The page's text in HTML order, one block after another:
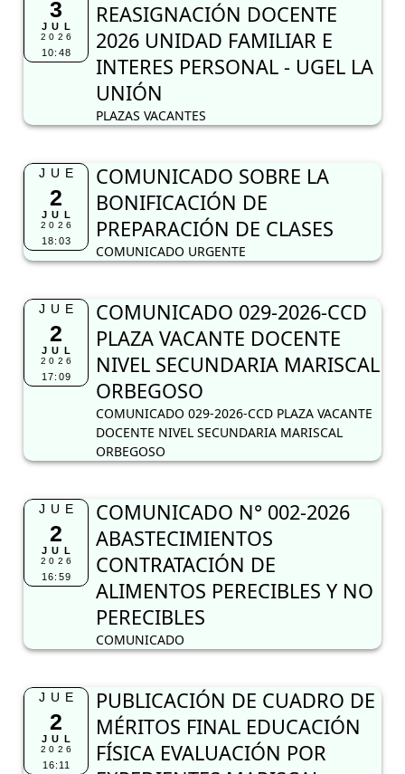
3
JUL
2026
10:48
REASIGNACIÓN DOCENTE
2026 UNIDAD FAMILIAR E
INTERES PERSONAL - UGEL LA
UNIÓN
PLAZAS VACANTES
JUE
2
JUL
2026
18:03
COMUNICADO SOBRE LA
BONIFICACIÓN DE
PREPARACIÓN DE CLASES
COMUNICADO URGENTE
JUE
2
JUL
2026
17:09
COMUNICADO 029-2026-CCD
PLAZA VACANTE DOCENTE
NIVEL SECUNDARIA MARISCAL
ORBEGOSO
COMUNICADO 029-2026-CCD PLAZA VACANTE
DOCENTE NIVEL SECUNDARIA MARISCAL
ORBEGOSO
JUE
2
JUL
2026
16:59
COMUNICADO N° 002-2026
ABASTECIMIENTOS
CONTRATACIÓN DE
ALIMENTOS PERECIBLES Y NO
PERECIBLES
COMUNICADO
JUE
2
JUL
2026
16:11
PUBLICACIÓN DE CUADRO DE
MÉRITOS FINAL EDUCACIÓN
FÍSICA EVALUACIÓN POR